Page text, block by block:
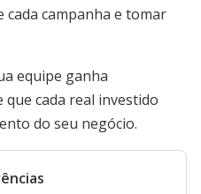
cada campanha e tomar
equipe ganha
cada real investido
do seu negócio.